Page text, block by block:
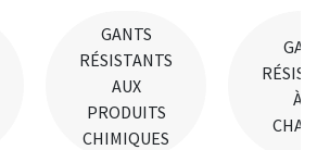
GANTS
RÉSISTANTS
AUX
PRODUITS
CHIMIQUES
À